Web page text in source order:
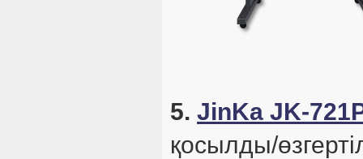
5. JinKa JK-
қосылды/